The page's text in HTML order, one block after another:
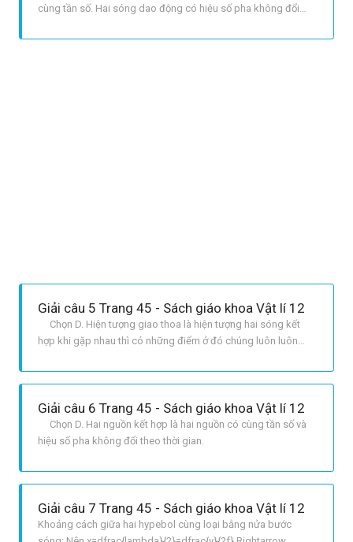
cùng tần số. Hai sóng dao động có hiệu số pha không đổi
Giải câu 5 Trang 45 - Sách giáo khoa Vật lí 12
Chọn D. Hiện tượng giao thoa là hiện tượng hai sóng kết
hợp khi gặp nhau thì có những điểm ở đó chúng luôn luôn
nhau.
Giải câu 6 Trang 45 - Sách giáo khoa Vật lí 12
Chọn D. Hai nguồn kết hợp là hai nguồn có cùng tần số và
hiệu số pha không đổi theo thời gian.
Giải câu 7 Trang 45 - Sách giáo khoa Vật lí 12
Khoảng cách giữa hai hypebol cùng loại bằng nửa bước